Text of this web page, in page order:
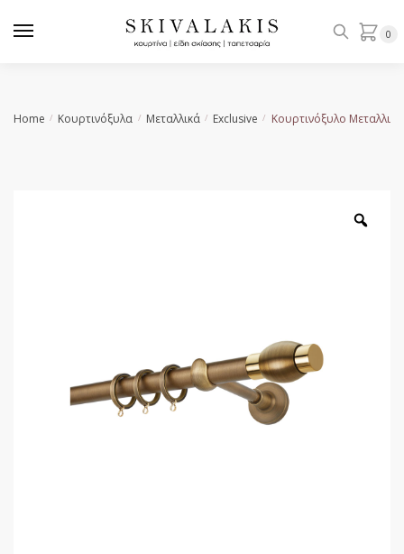
0
Home / Κουρτινόξυλα / Μεταλλικά / Exclusive / Κουρτινόξυλο